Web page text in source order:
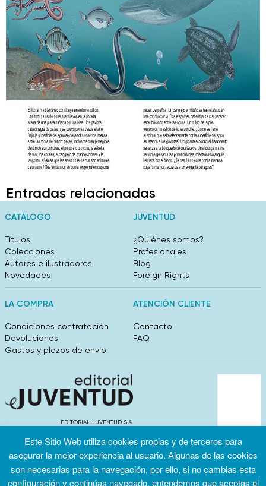
Entradas relacionadas
CATÁLOGO
Títulos
Colecciones
Autores e ilustradores
Novedades
JUVENTUD
¿Quiénes somos?
Profesionales
Blog
Foreign Rights
LA COMPRA
Condiciones contratación
Devoluciones
Gastos y plazos de envío
ATENCIÓN CLIENTE
Contacto
FAQ
EDITORIAL JUVENTUD S.A.
info@editorialjuventud.es
(+34) 93 444 18 00
Este Sitio Web utiliza cookies propias y de terceros para
asegurar la mejor experiencia al usuario. Algunas de las cookies
son necesarias para la navegación, por ello, si no cambias esta
configuración y continúas navegado, entendemos que aceptas el